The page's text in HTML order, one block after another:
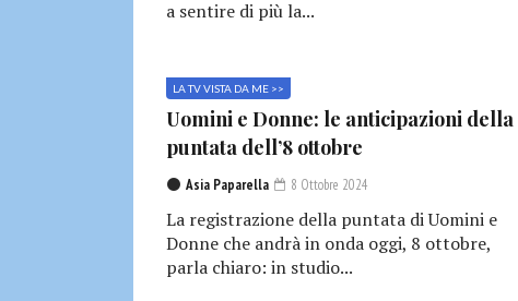
a sentire di più la...
LA TV VISTA DA ME >>
Uomini e Donne: le anticipazioni della
puntata dell’8 ottobre
Asia Paparella 8 Ottobre 2024
La registrazione della puntata di Uomini e
Donne che andrà in onda oggi, 8 ottobre,
parla chiaro: in studio...